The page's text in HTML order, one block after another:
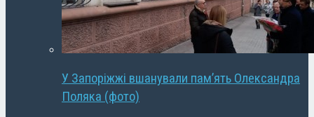
У Запоріжжі вшанували пам’ять Олександра
Поляка (фото)